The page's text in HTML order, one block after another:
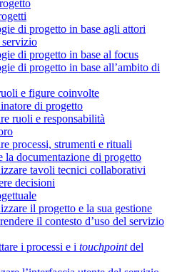
di progetto in base agli attori
di progetto in base al focus
di progetto in base all’ambito di
e figure coinvolte
di progetto
ruoli e responsabilità
processi, strumenti e rituali
la documentazione di progetto
tavoli tecnici collaborativi
decisioni
il progetto e la sua gestione
il contesto d’uso del servizio
i processi e i touchpointdel